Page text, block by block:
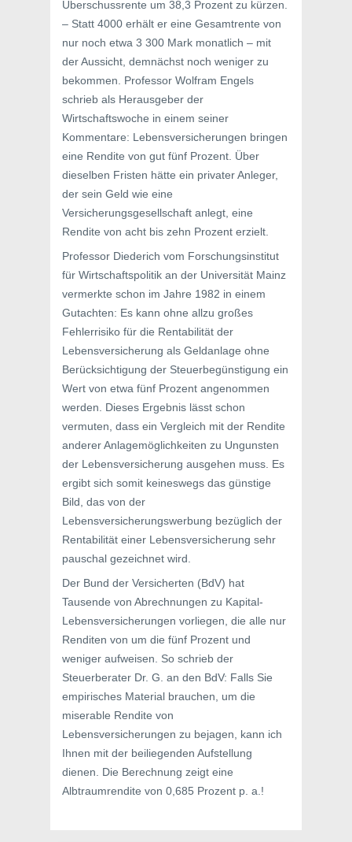
Überschussrente um 38,3 Prozent zu kürzen.
– Statt 4000 erhält er eine Gesamtrente von
nur noch etwa 3 300 Mark monatlich – mit
der Aussicht, demnächst noch weniger zu
bekommen. Professor Wolfram Engels
schrieb als Herausgeber der
Wirtschaftswoche in einem seiner
Kommentare: Lebensversicherungen bringen
eine Rendite von gut fünf Prozent. Über
dieselben Fristen hätte ein privater Anleger,
der sein Geld wie eine
Versicherungsgesellschaft anlegt, eine
Rendite von acht bis zehn Prozent erzielt.
Professor Diederich vom Forschungsinstitut
für Wirtschaftspolitik an der Universität Mainz
vermerkte schon im Jahre 1982 in einem
Gutachten: Es kann ohne allzu großes
Fehlerrisiko für die Rentabilität der
Lebensversicherung als Geldanlage ohne
Berücksichtigung der Steuerbegünstigung ein
Wert von etwa fünf Prozent angenommen
werden. Dieses Ergebnis lässt schon
vermuten, dass ein Vergleich mit der Rendite
anderer Anlagemöglichkeiten zu Ungunsten
der Lebensversicherung ausgehen muss. Es
ergibt sich somit keineswegs das günstige
Bild, das von der
Lebensversicherungswerbung bezüglich der
Rentabilität einer Lebensversicherung sehr
pauschal gezeichnet wird.
Der Bund der Versicherten (BdV) hat
Tausende von Abrechnungen zu Kapital-
Lebensversicherungen vorliegen, die alle nur
Renditen von um die fünf Prozent und
weniger aufweisen. So schrieb der
Steuerberater Dr. G. an den BdV: Falls Sie
empirisches Material brauchen, um die
miserable Rendite von
Lebensversicherungen zu bejagen, kann ich
Ihnen mit der beiliegenden Aufstellung
dienen. Die Berechnung zeigt eine
Albtraumrendite von 0,685 Prozent p. a.!